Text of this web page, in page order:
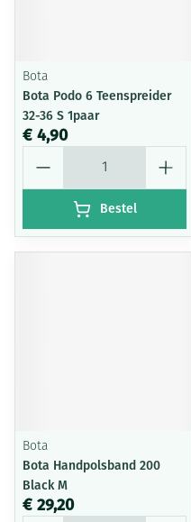
Bota
Bota Podo 6 Teenspreider
32-36 S 1paar
€ 4,90
Bestel
Bota
Bota Handpolsband 200
Black M
€ 29,20